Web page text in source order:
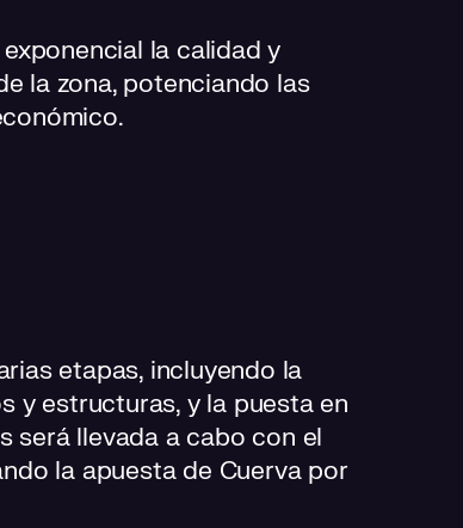
la calidad y
la zona, potenciando las
etapas, incluyendo la
y estructuras, y la puesta en
será llevada a cabo con el
la apuesta de Cuerva por